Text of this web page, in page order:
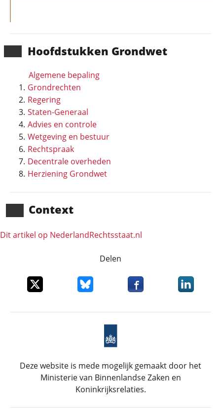
Hoofd­stukken Grondwet
Algemene bepaling
Grondrechten
Regering
Staten-Generaal
Advies en controle
Wetgeving en bestuur
Rechtspraak
Decentrale overheden
Herziening Grondwet
Context
Dit artikel op NederlandRechts­staat.nl
Delen
Deel dit item op XDeel dit item op Bluesky
Deel dit item opDeel dit
Deze website is mede mogelijk gemaakt door het
Ministerie van Binnenlandse Zaken en
Koninkrijksrelaties.